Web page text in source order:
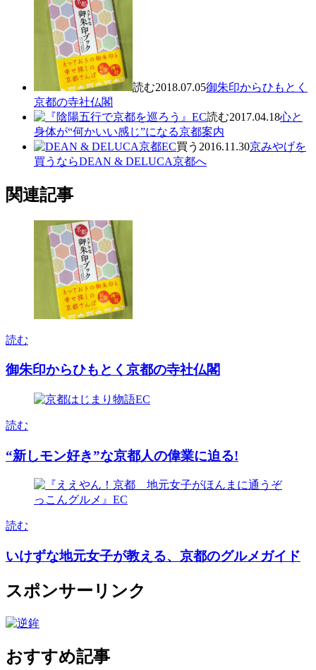
読む2018.07.05御朱印からひもとく
京都の寺社仏閣
読む2017.04.18心と
身体が“何かいい感じ”になる京都案内
買う 2016.11.30京みやげを
買うならDEAN & DELUCA京都へ
関連記事
読む
御朱印からひもとく京都の寺社仏閣
読む
“新しモン好き”な京都人の偉業に迫る!
読む
いけずな地元女子が教える、京都のグルメガイド
スポンサーリンク
おすすめ記事